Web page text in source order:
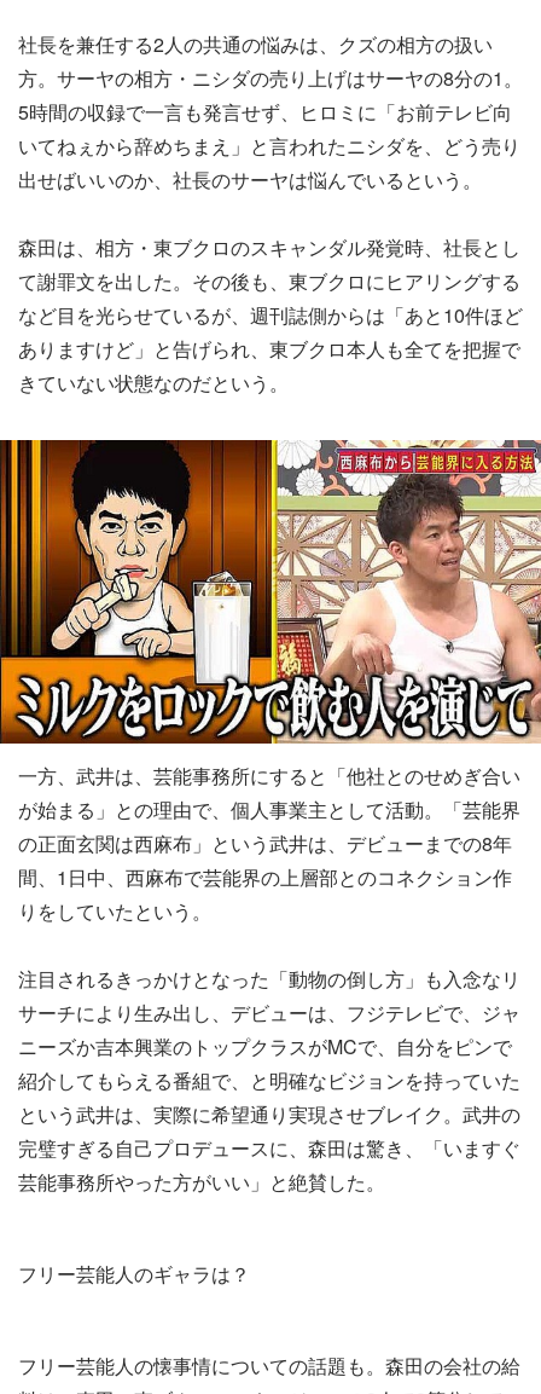
社長を兼任する2人の共通の悩みは、クズの相方の扱い
方。サーヤの相方・ニシダの売り上げはサーヤの8分の1。
5時間の収録で一言も発言せず、ヒロミに「お前テレビ向
いてねぇから辞めちまえ」と言われたニシダを、どう売り
出せばいいのか、社長のサーヤは悩んでいるという。
森田は、相方・東ブクロのスキャンダル発覚時、社長とし
て謝罪文を出した。その後も、東ブクロにヒアリングする
など目を光らせているが、週刊誌側からは「あと10件ほど
ありますけど」と告げられ、東ブクロ本人も全てを把握で
きていない状態なのだという。
一方、武井は、芸能事務所にすると「他社とのせめぎ合い
が始まる」との理由で、個人事業主として活動。「芸能界
の正面玄関は西麻布」という武井は、デビューまでの8年
間、1日中、西麻布で芸能界の上層部とのコネクション作
りをしていたという。
注目されるきっかけとなった「動物の倒し方」も入念なリ
サーチにより生み出し、デビューは、フジテレビで、ジャ
ニーズか吉本興業のトップクラスがMCで、自分をピンで
紹介してもらえる番組で、と明確なビジョンを持っていた
という武井は、実際に希望通り実現させブレイク。武井の
完璧すぎる自己プロデュースに、森田は驚き、「いますぐ
芸能事務所やった方がいい」と絶賛した。
フリー芸能人のギャラは？
フリー芸能人の懐事情についての話題も。森田の会社の給